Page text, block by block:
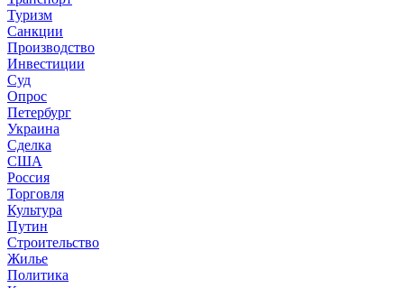
Туризм
Санкции
Производство
Инвестиции
Суд
Опрос
Петербург
Украина
Сделка
США
Россия
Торговля
Культура
Путин
Строительство
Жилье
Политика